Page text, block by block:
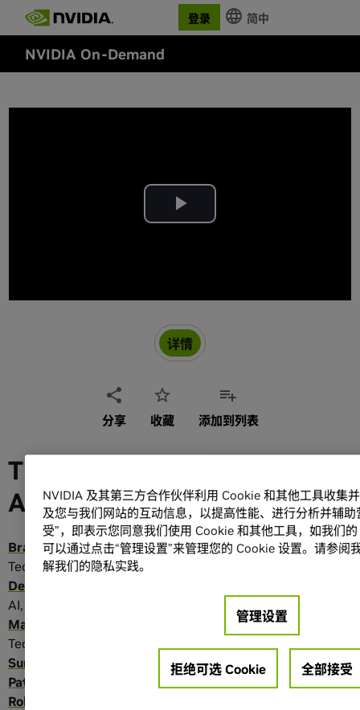
登录 简中
NVIDIA On-Demand
Play
详情
分享 收藏 添加到列表
The Future of Industrial
Autonomy
Brandon Hootman,Vice President, AI Platforms &
Technologies,Caterpillar
Deepu
AI,
Mariella
Chief Innovation and
Technology Officer
Suresh
CTO,Honeywell
Patrick
Rob
NVIDIA 及其第三方合作伙伴利用 Cookie 和其他工具收集
及您与我们网站的互动信息，以提高性能、进行分析并辅助
受”，即表示您同意我们使用 Cookie 和其他工具，如我们的
可以通过点击“管理设置”来管理您的 Cookie 设置。请参阅
解我们的隐私实践。
管理设置
拒绝可选 Cookie 全部接受